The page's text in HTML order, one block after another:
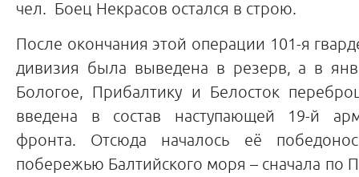
чел. Боец Некрасов остался в строю.
После окончания этой операции 101-я
дивизия была выведена в резерв, а в
Бологое, Прибалтику и Белосток
введена в состав наступающей 19-й
фронта. Отсюда началось её
побережью Балтийского моря – сначала по